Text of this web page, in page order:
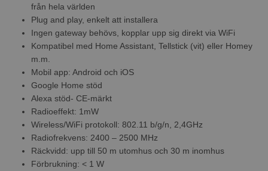
från hela världen
Plug and play, enkelt att installera
Ingen gateway behövs, kopplar upp sig direkt via WiFi
Kompatibel med Home Assistant, Tellstick (vit) eller Homey
m.m.
Mobil app: Android och iOS
Google Home stöd
Alexa stöd- CE-märkt
Radioeffekt: 1mW
Wireless/WiFi protokoll: 802.11 b/g/n, 2,4GHz
Radiofrekvens: 2400 – 2500 MHz
Räckvidd: upp till 50 m utomhus och 30 m inomhus
Förbrukning: < 1 W